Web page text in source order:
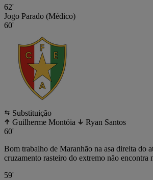
62'
Jogo Parado (Médico)
60'
Substituição
Guilherme Montóia
Ryan Santos
60'
Bom trabalho de Maranhão na asa direita do
cruzamento rasteiro do extremo não encontra
59'